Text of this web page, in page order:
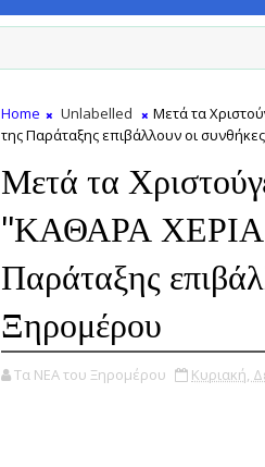
Home Unlabelled
Μετά τα
της Παράταξης επιβάλλουν οι
Μετά τα
''ΚΑΘΑΡΑ
Παράταξης
Ξηρομέρου
Τα ΝΕΑ του Ξηρομέρου Κυριακή,